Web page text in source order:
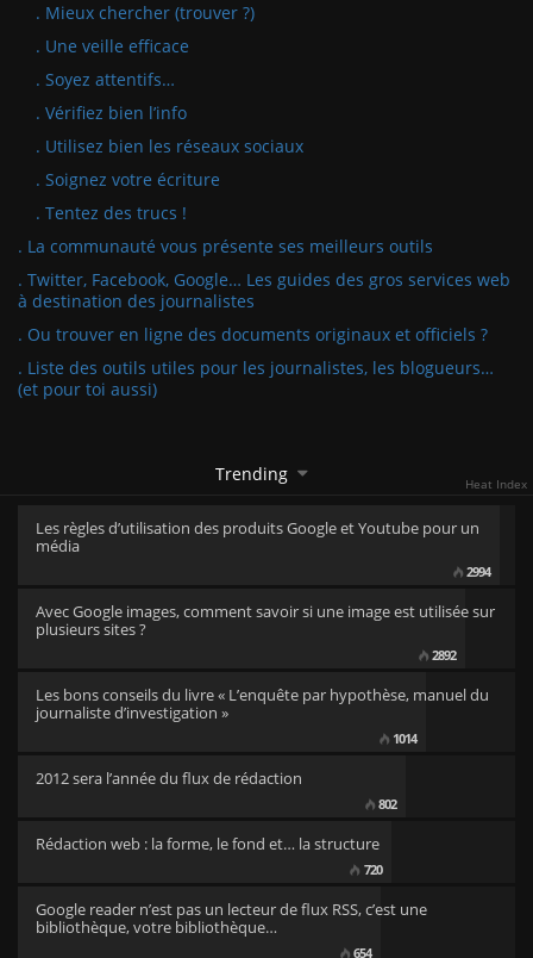
. Mieux chercher (trouver ?)
. Une veille efficace
. Soyez attentifs…
. Vérifiez bien l’info
. Utilisez bien les réseaux sociaux
. Soignez votre écriture
. Tentez des trucs !
. La communauté vous présente ses meilleurs outils
. Twitter, Facebook, Google… Les guides des gros services web
à destination des journalistes
. Ou trouver en ligne des documents originaux et officiels ?
. Liste des outils utiles pour les journalistes, les blogueurs…
(et pour toi aussi)
Trending Heat Index
Les règles d’utilisation des produits Google et Youtube pour un
média
2994
Avec Google images, comment savoir si une image est utilisée sur
plusieurs sites ?
2892
Les bons conseils du livre « L’enquête par hypothèse, manuel du
journaliste d’investigation »
1014
2012 sera l’année du flux de rédaction
802
Rédaction web : la forme, le fond et… la structure
720
Google reader n’est pas un lecteur de flux RSS, c’est une
bibliothèque, votre bibliothèque…
654